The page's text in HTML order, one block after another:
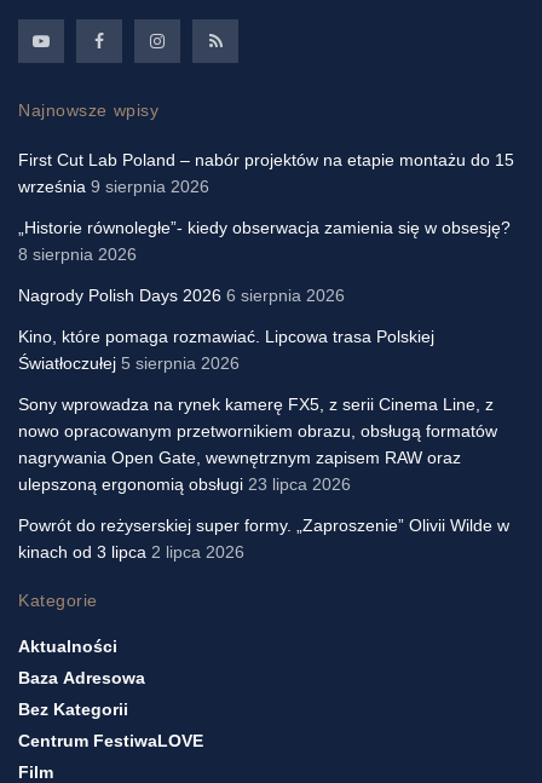
Najnowsze wpisy
First Cut Lab Poland – nabór projektów na etapie montażu do 15
września 9 sierpnia 2026
„Historie równoległe”- kiedy obserwacja zamienia się w obsesję?
8 sierpnia 2026
Nagrody Polish Days 2026 6 sierpnia 2026
Kino, które pomaga rozmawiać. Lipcowa trasa Polskiej
Światłoczułej 5 sierpnia 2026
Sony wprowadza na rynek kamerę FX5, z serii Cinema Line, z
nowo opracowanym przetwornikiem obrazu, obsługą formatów
nagrywania Open Gate, wewnętrznym zapisem RAW oraz
ulepszoną ergonomią obsługi 23 lipca 2026
Powrót do reżyserskiej super formy. „Zaproszenie” Olivii Wilde w
kinach od 3 lipca 2 lipca 2026
Kategorie
Aktualności
Baza Adresowa
Bez Kategorii
Centrum FestiwaLOVE
Film